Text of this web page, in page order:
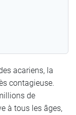
acariens, la
contagieuse.
de
à tous les âges,